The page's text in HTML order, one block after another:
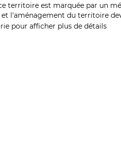
territoire est marquée par un
l'aménagement du territoire
pour afficher plus de détails